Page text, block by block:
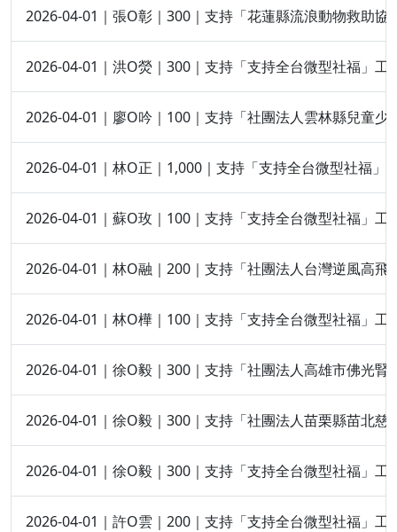
2026-04-01｜張O彰｜300｜支持「花蓮縣流浪動物救助協
2026-04-01｜洪O熒｜300｜支持「支持全台微型社福」工
2026-04-01｜廖O吟｜100｜支持「社團法人雲林縣兒童少
2026-04-01｜林O正｜1,000｜支持「支持全台微型社福」
2026-04-01｜蘇O玫｜100｜支持「支持全台微型社福」工
2026-04-01｜林O融｜200｜支持「社團法人台灣逆風高飛
2026-04-01｜林O樺｜100｜支持「支持全台微型社福」工
2026-04-01｜徐O毅｜300｜支持「社團法人高雄市佛光腎
2026-04-01｜徐O毅｜300｜支持「社團法人苗栗縣苗北慈
2026-04-01｜徐O毅｜300｜支持「支持全台微型社福」工
2026-04-01｜許O雲｜200｜支持「支持全台微型社福」工